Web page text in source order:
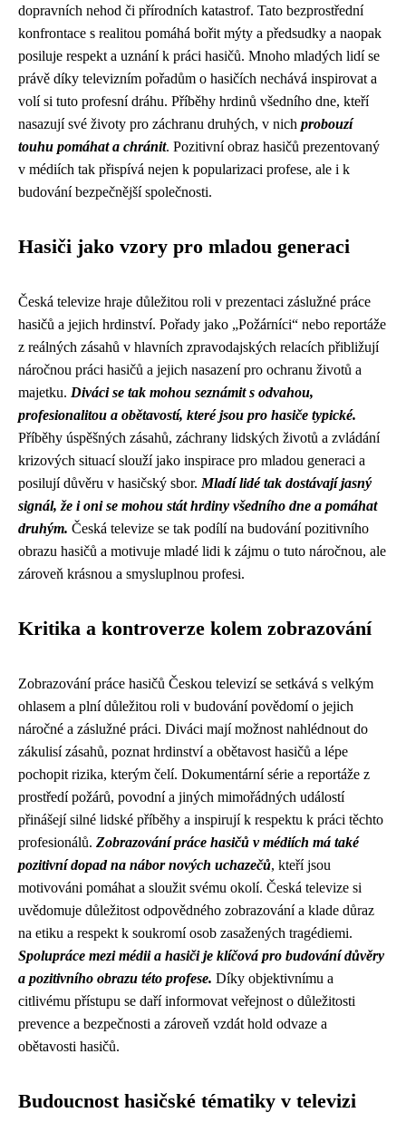
dopravních nehod či přírodních katastrof. Tato bezprostřední
konfrontace s realitou pomáhá bořit mýty a předsudky a naopak
posiluje respekt a uznání k práci hasičů. Mnoho mladých lidí se
právě díky televizním pořadům o hasičích nechává inspirovat a
volí si tuto profesní dráhu. Příběhy hrdinů všedního dne, kteří
nasazují své životy pro záchranu druhých, v nich probouzí
touhu pomáhat a chránit. Pozitivní obraz hasičů prezentovaný
v médiích tak přispívá nejen k popularizaci profese, ale i k
budování bezpečnější společnosti.
Hasiči jako vzory pro mladou generaci
Česká televize hraje důležitou roli v prezentaci záslužné práce
hasičů a jejich hrdinství. Pořady jako „Požárníci“ nebo reportáže
z reálných zásahů v hlavních zpravodajských relacích přibližují
náročnou práci hasičů a jejich nasazení pro ochranu životů a
majetku. Diváci se tak mohou seznámit s odvahou,
profesionalitou a obětavostí, které jsou pro hasiče typické.
Příběhy úspěšných zásahů, záchrany lidských životů a zvládání
krizových situací slouží jako inspirace pro mladou generaci a
posilují důvěru v hasičský sbor. Mladí lidé tak dostávají jasný
signál, že i oni se mohou stát hrdiny všedního dne a pomáhat
druhým. Česká televize se tak podílí na budování pozitivního
obrazu hasičů a motivuje mladé lidi k zájmu o tuto náročnou, ale
zároveň krásnou a smysluplnou profesi.
Kritika a kontroverze kolem zobrazování
Zobrazování práce hasičů Českou televizí se setkává s velkým
ohlasem a plní důležitou roli v budování povědomí o jejich
náročné a záslužné práci. Diváci mají možnost nahlédnout do
zákulisí zásahů, poznat hrdinství a obětavost hasičů a lépe
pochopit rizika, kterým čelí. Dokumentární série a reportáže z
prostředí požárů, povodní a jiných mimořádných událostí
přinášejí silné lidské příběhy a inspirují k respektu k práci těchto
profesionálů. Zobrazování práce hasičů v médiích má také
pozitivní dopad na nábor nových uchazečů, kteří jsou
motivováni pomáhat a sloužit svému okolí. Česká televize si
uvědomuje důležitost odpovědného zobrazování a klade důraz
na etiku a respekt k soukromí osob zasažených tragédiemi.
Spolupráce mezi médii a hasiči je klíčová pro budování důvěry
a pozitivního obrazu této profese. Díky objektivnímu a
citlivému přístupu se daří informovat veřejnost o důležitosti
prevence a bezpečnosti a zároveň vzdát hold odvaze a
obětavosti hasičů.
Budoucnost hasičské tématiky v televizi